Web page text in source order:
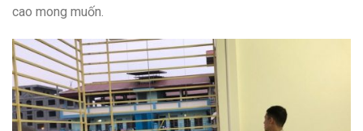
cao mong muốn.